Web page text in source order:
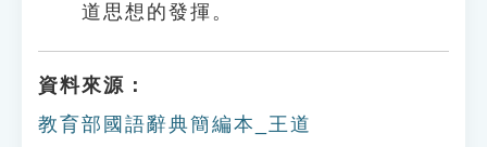
道思想的發揮。
資料來源：
教育部國語辭典簡編本_王道